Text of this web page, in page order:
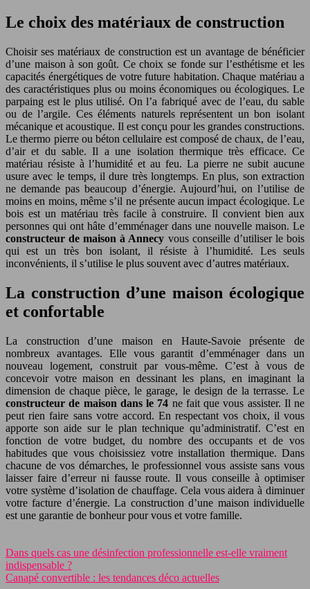
Le choix des matériaux de construction
Choisir ses matériaux de construction est un avantage de bénéficier
d’une maison à son goût. Ce choix se fonde sur l’esthétisme et les
capacités énergétiques de votre future habitation. Chaque matériau a
des caractéristiques plus ou moins économiques ou écologiques. Le
parpaing est le plus utilisé. On l’a fabriqué avec de l’eau, du sable
ou de l’argile. Ces éléments naturels représentent un bon isolant
mécanique et acoustique. Il est conçu pour les grandes constructions.
Le thermo pierre ou béton cellulaire est composé de chaux, de l’eau,
d’air et du sable. Il a une isolation thermique très efficace. Ce
matériau résiste à l’humidité et au feu. La pierre ne subit aucune
usure avec le temps, il dure très longtemps. En plus, son extraction
ne demande pas beaucoup d’énergie. Aujourd’hui, on l’utilise de
moins en moins, même s’il ne présente aucun impact écologique. Le
bois est un matériau très facile à construire. Il convient bien aux
personnes qui ont hâte d’emménager dans une nouvelle maison. Le
constructeur de maison à Annecy vous conseille d’utiliser le bois
qui est un très bon isolant, il résiste à l’humidité. Les seuls
inconvénients, il s’utilise le plus souvent avec d’autres matériaux.
La construction d’une maison écologique
et confortable
La construction d’une maison en Haute-Savoie présente de
nombreux avantages. Elle vous garantit d’emménager dans un
nouveau logement, construit par vous-même. C’est à vous de
concevoir votre maison en dessinant les plans, en imaginant la
dimension de chaque pièce, le garage, le design de la terrasse. Le
constructeur de maison dans le 74 ne fait que vous assister. Il ne
peut rien faire sans votre accord. En respectant vos choix, il vous
apporte son aide sur le plan technique qu’administratif. C’est en
fonction de votre budget, du nombre des occupants et de vos
habitudes que vous choisissiez votre installation thermique. Dans
chacune de vos démarches, le professionnel vous assiste sans vous
laisser faire d’erreur ni fausse route. Il vous conseille à optimiser
votre système d’isolation de chauffage. Cela vous aidera à diminuer
votre facture d’énergie. La construction d’une maison individuelle
est une garantie de bonheur pour vous et votre famille.
Dans quels cas une désinfection professionnelle est-elle vraiment
indispensable ?
Canapé convertible : les tendances déco actuelles